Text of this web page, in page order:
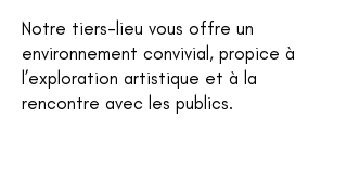
Notre tiers-lieu vous offre un
environnement convivial, propice à
l’exploration artistique et à la
rencontre avec les publics.